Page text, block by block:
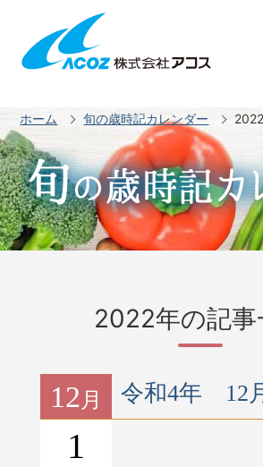
ホーム 旬の歳時記カレンダー
2022年の記事
12 月
1
令和4年 12